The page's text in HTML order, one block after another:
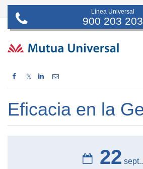
Línea Universal
900 203 203
𝕏
Eficacia en la
22 sept..